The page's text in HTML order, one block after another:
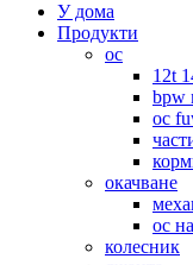
У дома
Продукти
ос
12t
bpw
ос
окачване
ос
колесник